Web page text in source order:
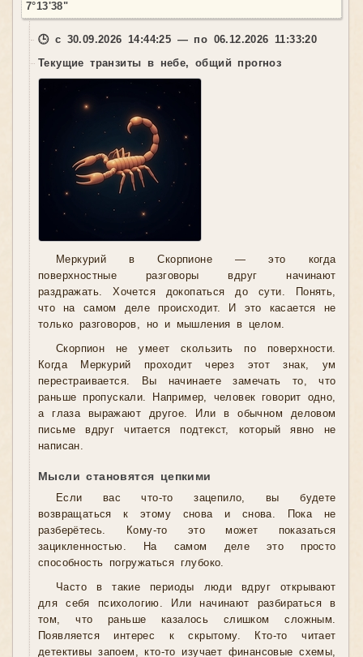
7°13'38"
🕒 с 30.09.2026 14:44:25 — по 06.12.2026 11:33:20
Текущие транзиты в небе, общий прогноз
Меркурий в Скорпионе — это когда
поверхностные разговоры вдруг начинают
раздражать. Хочется докопаться до сути. Понять,
что на самом деле происходит. И это касается не
только разговоров, но и мышления в целом.
Скорпион не умеет скользить по поверхности.
Когда Меркурий проходит через этот знак, ум
перестраивается. Вы начинаете замечать то, что
раньше пропускали. Например, человек говорит одно,
а глаза выражают другое. Или в обычном деловом
письме вдруг читается подтекст, который явно не
написан.
Мысли становятся цепкими
Если вас что-то зацепило, вы будете
возвращаться к этому снова и снова. Пока не
разберётесь. Кому-то это может показаться
зацикленностью. На самом деле это просто
способность погружаться глубоко.
Часто в такие периоды люди вдруг открывают
для себя психологию. Или начинают разбираться в
том, что раньше казалось слишком сложным.
Появляется интерес к скрытому. Кто-то читает
детективы запоем, кто-то изучает финансовые схемы,